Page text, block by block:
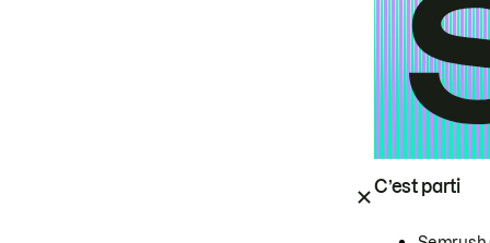
C’est parti